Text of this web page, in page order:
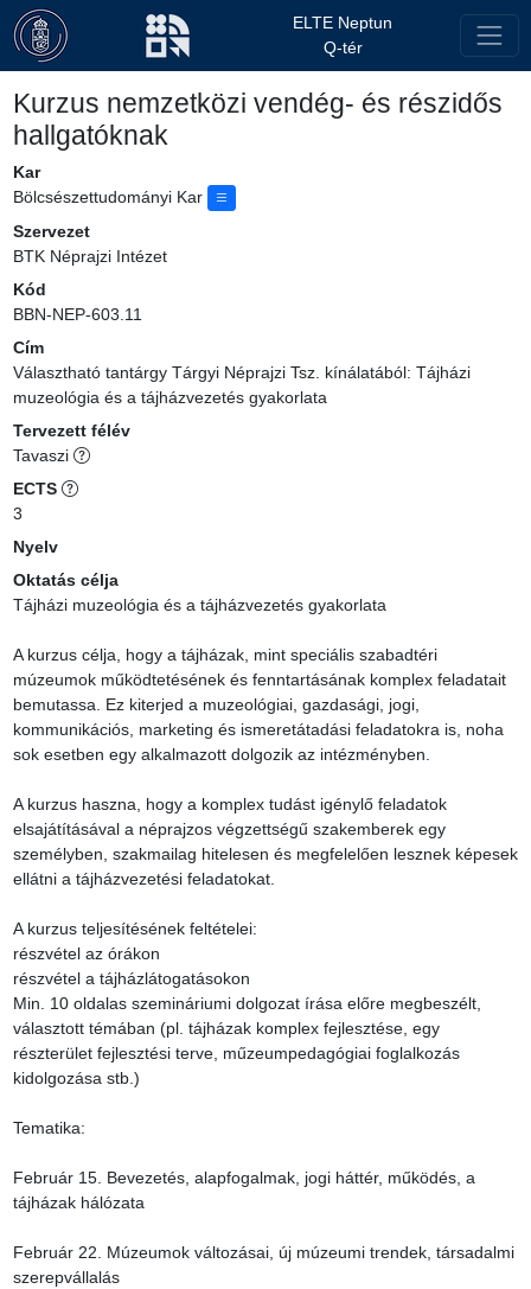
ELTE Neptun
Q-tér
Kurzus nemzetközi vendég- és részidős
hallgatóknak
Kar
Bölcsészettudományi Kar
Szervezet
BTK Néprajzi Intézet
Kód
BBN-NEP-603.11
Cím
Választható tantárgy Tárgyi Néprajzi Tsz. kínálatából: Tájházi
muzeológia és a tájházvezetés gyakorlata
Tervezett félév
Tavaszi
ECTS
3
Nyelv
Oktatás célja
Tájházi muzeológia és a tájházvezetés gyakorlata
A kurzus célja, hogy a tájházak, mint speciális szabadtéri
múzeumok működtetésének és fenntartásának komplex feladatait
bemutassa. Ez kiterjed a muzeológiai, gazdasági, jogi,
kommunikációs, marketing és ismeretátadási feladatokra is, noha
sok esetben egy alkalmazott dolgozik az intézményben.
A kurzus haszna, hogy a komplex tudást igénylő feladatok
elsajátításával a néprajzos végzettségű szakemberek egy
személyben, szakmailag hitelesen és megfelelően lesznek képesek
ellátni a tájházvezetési feladatokat.
A kurzus teljesítésének feltételei:
részvétel az órákon
részvétel a tájházlátogatásokon
Min. 10 oldalas szemináriumi dolgozat írása előre megbeszélt,
választott témában (pl. tájházak komplex fejlesztése, egy
részterület fejlesztési terve, műzeumpedagógiai foglalkozás
kidolgozása stb.)
Tematika:
Február 15. Bevezetés, alapfogalmak, jogi háttér, működés, a
tájházak hálózata
Február 22. Múzeumok változásai, új múzeumi trendek, társadalmi
szerepvállalás